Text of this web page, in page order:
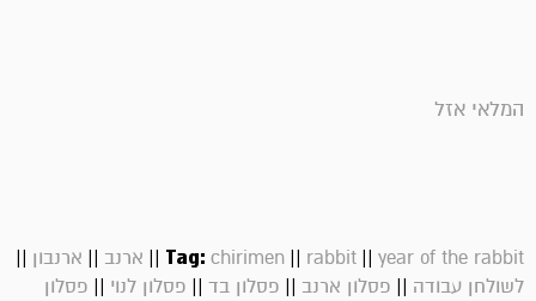
המלאי אזל
Tag: chirimen || rabbit || year of the rabbit
|| ארנב || ארנבון ||
לשולחן עבודה || פסלון ארנב || פסלון בד || פסלון לנוי || פסלון